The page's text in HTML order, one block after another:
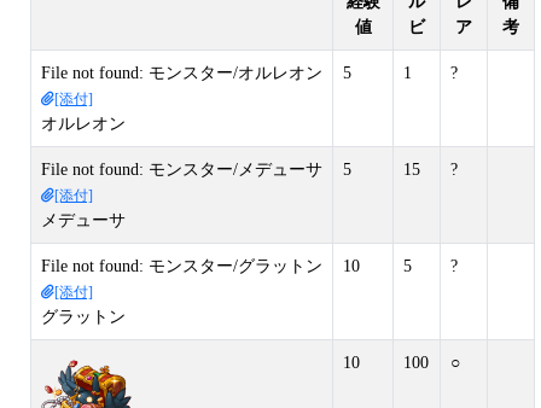
値
ビ
ア
考
File not found: モンスター/オルレオン
[添付]
オルレオン
5 1 ?
File not found: モンスター/メデューサ
[添付]
メデューサ
5 15 ?
File not found: モンスター/グラットン
[添付]
グラットン
10 5 ?
10 100 ○